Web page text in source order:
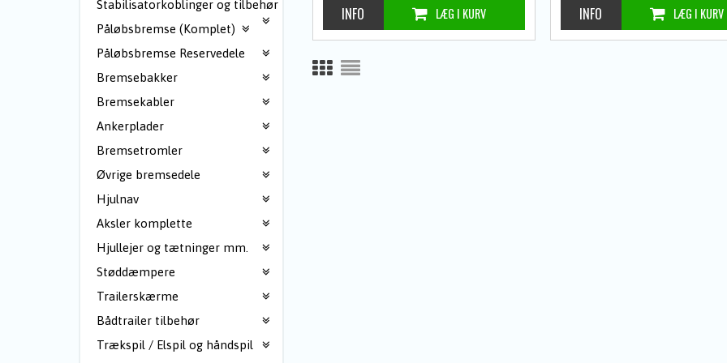
Stabilisatorkoblinger og tilbehør
Påløbsbremse (Komplet)
Påløbsbremse Reservedele
Bremsebakker
Bremsekabler
Ankerplader
Bremsetromler
Øvrige bremsedele
Hjulnav
Aksler komplette
Hjullejer og tætninger mm.
Støddæmpere
Trailerskærme
Bådtrailer tilbehør
Trækspil / Elspil og håndspil